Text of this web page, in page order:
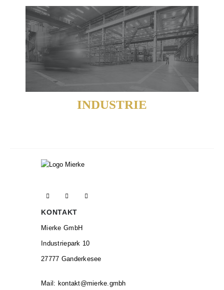
INDUSTRIE
KONTAKT
Mierke GmbH
Industriepark 10
27777 Ganderkesee
Mail: kontakt@mierke.gmbh